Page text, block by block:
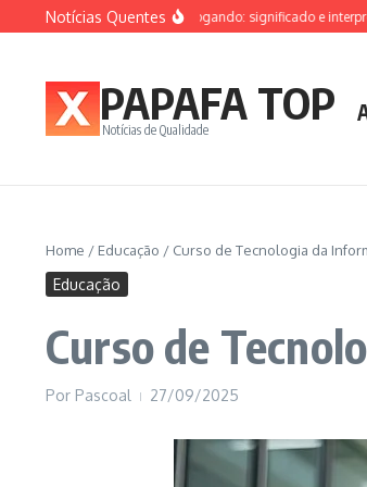
Ir para o conteúdo
Notícias Quentes
Sonhar que está afogando: significado e
PAPAFA TOP
Notícias de Qualidade
Home / Educação / Curso de Tecnologia da
Educação
Curso de
Por Pascoal 27/09/2025